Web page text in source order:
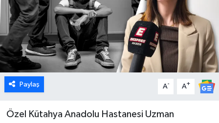
Paylaş A- A+
Özel Kütahya Anadolu Hastanesi Uzman
Emet
Foto Galeri
Gediz
Genel